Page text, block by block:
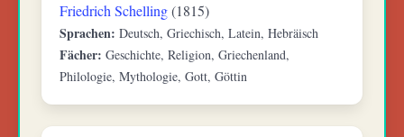
Friedrich Schelling(1815)
Sprachen: Deutsch, Griechisch, Latein, Hebräisch
Fächer: Geschichte, Religion, Griechenland,
Philologie, Mythologie, Gott, Göttin